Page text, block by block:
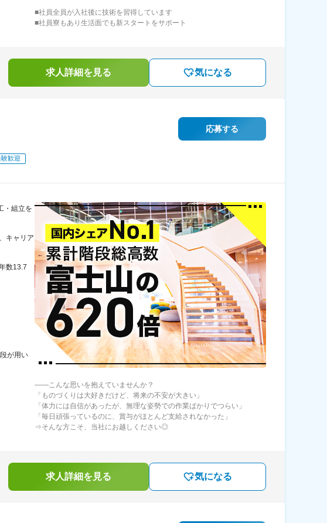
■社員全員が入社後に技術を習得しています
■社員寮もあり生活面でも新スタートをサポート
求人詳細を見る 気になる
歓迎
応募する
・組立を
キャリア
数13.7
が用い
――こんな思いを抱えていませんか？
「ものづくりは大好きだけど、将来の不安が大きい」
「体力には自信があったが、無理な姿勢での作業ばかりでつらい」
「毎日頑張っているのに、賞与がほとんど支給されなかった」
⇒そんな方こそ、当社にお越しください◎
求人詳細を見る 気になる